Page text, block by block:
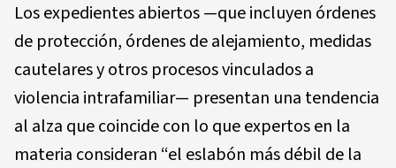
Los expedientes abiertos —que incluyen órdenes
de protección, órdenes de alejamiento, medidas
cautelares y otros procesos vinculados a
violencia intrafamiliar— presentan una tendencia
al alza que coincide con lo que expertos en la
materia consideran “el eslabón más débil de la